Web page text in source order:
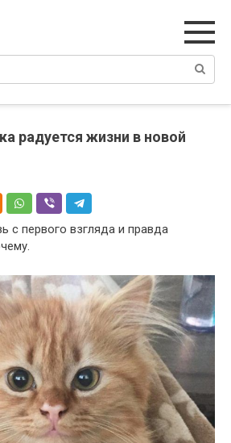
радуется жизни в новой
с первого взгляда и правда